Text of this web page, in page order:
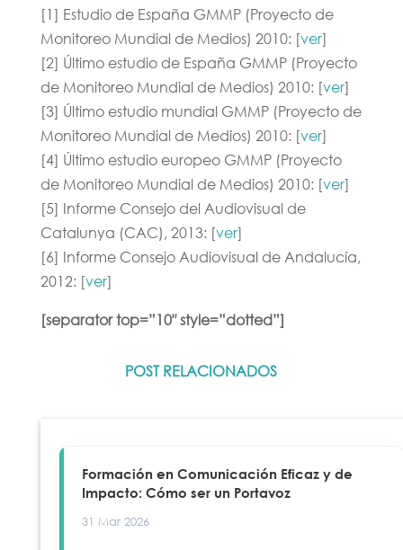
[1] Estudio de España GMMP (Proyecto de
Monitoreo Mundial de Medios) 2010: [ver]
[2] Último estudio de España GMMP (Proyecto
de Monitoreo Mundial de Medios) 2010: [ver]
[3] Último estudio mundial GMMP (Proyecto de
Monitoreo Mundial de Medios) 2010: [ver]
[4] Último estudio europeo GMMP (Proyecto
de Monitoreo Mundial de Medios) 2010: [ver]
[5] Informe Consejo del Audiovisual de
Catalunya (CAC), 2013: [ver]
[6] Informe Consejo Audiovisual de Andalucía,
2012: [ver]
[separator top=”10″ style=”dotted”]
POST RELACIONADOS
Formación en Comunicación Eficaz y de
Impacto: Cómo ser un Portavoz
31 Mar 2026